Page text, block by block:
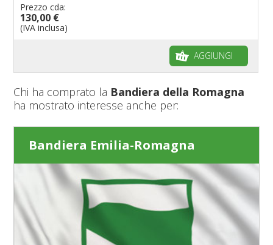
Prezzo cda:
130,00 €
(IVA inclusa)
AGGIUNGI
Chi ha comprato la Bandiera della Romagna
ha mostrato interesse anche per:
Bandiera Emilia-Romagna